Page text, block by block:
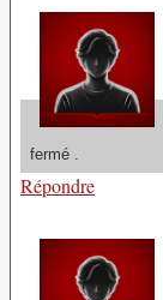
fermé .
Répondre